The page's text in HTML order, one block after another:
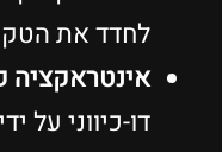
לחדד את
אינטראקציה
דו-כיווני על